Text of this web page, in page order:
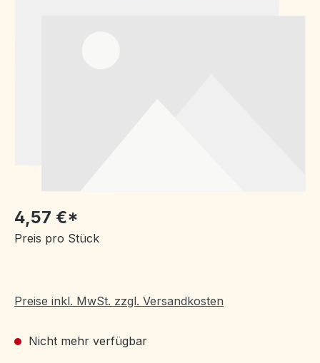
4,57 €*
Preis pro Stück
Preise inkl. MwSt. zzgl. Versandkosten
Nicht mehr verfügbar